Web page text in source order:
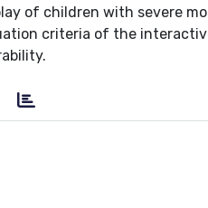
of children with severe
criteria of the